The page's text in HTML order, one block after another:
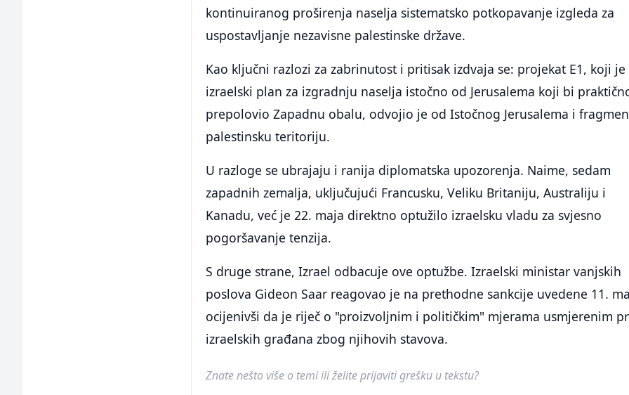
kontinuiranog proširenja naselja sistematsko potkopavanje izgleda za
uspostavljanje nezavisne palestinske države.
Kao ključni razlozi za zabrinutost i pritisak izdvaja se: projekat E1, koji je
izraelski plan za izgradnju naselja istočno od Jerusalema koji bi
prepolovio Zapadnu obalu, odvojio je od Istočnog Jerusalema i
palestinsku teritoriju.
U razloge se ubrajaju i ranija diplomatska upozorenja. Naime, sedam
zapadnih zemalja, uključujući Francusku, Veliku Britaniju, Australiju i
Kanadu, već je 22. maja direktno optužilo izraelsku vladu za svjesno
pogoršavanje tenzija.
S druge strane, Izrael odbacuje ove optužbe. Izraelski ministar vanjskih
poslova Gideon Saar reagovao je na prethodne sankcije uvedene 11.
ocijenivši da je riječ o "proizvoljnim i političkim" mjerama usmjerenim
izraelskih građana zbog njihovih stavova.
Znate nešto više o temi ili želite prijaviti grešku u tekstu?